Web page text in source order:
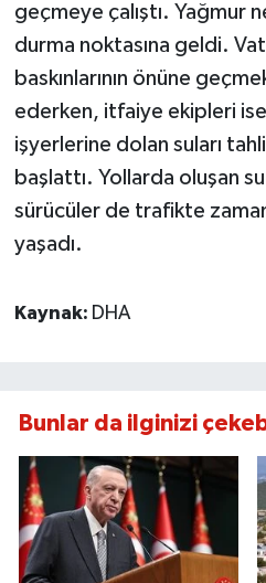
geçmeye çalıştı. Yağmur
durma noktasına geldi.
baskınlarının önüne
ederken, itfaiye ekipleri ise
işyerlerine dolan suları
başlattı. Yollarda oluşan
sürücüler de trafikte
yaşadı.
Kaynak: DHA
Bunlar da ilginizi